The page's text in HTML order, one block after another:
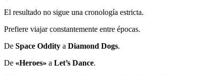
El resultado no sigue una cronología estricta.
Prefiere viajar constantemente entre épocas.
De Space Oddity a Diamond Dogs.
De «Heroes» a Let’s Dance.